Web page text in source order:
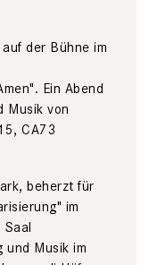
der Bühne im
Ein Abend
Musik von
CA73
beherzt für
im
Saal
Musik im